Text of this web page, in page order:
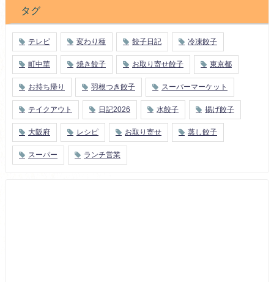
タグ
テレビ 変わり種 餃子日記 冷凍餃子
町中華 焼き餃子 お取り寄せ餃子 東京都
お持ち帰り 羽根つき餃子 スーパーマーケット
テイクアウト 日記2026 水餃子 揚げ餃子
大阪府 レシピ お取り寄せ 蒸し餃子
スーパー ランチ営業